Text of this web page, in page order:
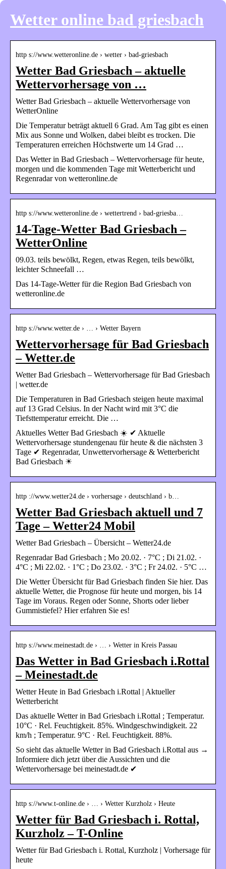
Wetter online bad griesbach
http s://www.wetteronline.de › wetter › bad-griesbach
Wetter Bad Griesbach – aktuelle
Wettervorhersage von …
Wetter Bad Griesbach – aktuelle Wettervorhersage von
WetterOnline
Die Temperatur beträgt aktuell 6 Grad. Am Tag gibt es einen
Mix aus Sonne und Wolken, dabei bleibt es trocken. Die
Temperaturen erreichen Höchstwerte um 14 Grad …
Das Wetter in Bad Griesbach – Wettervorhersage für heute,
morgen und die kommenden Tage mit Wetterbericht und
Regenradar von wetteronline.de
http s://www.wetteronline.de › wettertrend › bad-griesba…
14-Tage-Wetter Bad Griesbach –
WetterOnline
09.03. teils bewölkt, Regen, etwas Regen, teils bewölkt,
leichter Schneefall …
Das 14-Tage-Wetter für die Region Bad Griesbach von
wetteronline.de
http s://www.wetter.de › … › Wetter Bayern
Wettervorhersage für Bad Griesbach
– Wetter.de
Wetter Bad Griesbach – Wettervorhersage für Bad Griesbach
| wetter.de
Die Temperaturen in Bad Griesbach steigen heute maximal
auf 13 Grad Celsius. In der Nacht wird mit 3°C die
Tiefsttemperatur erreicht. Die …
Aktuelles Wetter Bad Griesbach ☀️ ✔ Aktuelle
Wettervorhersage stundengenau für heute & die nächsten 3
Tage ✔ Regenradar, Unwettervorhersage & Wetterbericht
Bad Griesbach ☀
http ://www.wetter24.de › vorhersage › deutschland › b…
Wetter Bad Griesbach aktuell und 7
Tage – Wetter24 Mobil
Wetter Bad Griesbach – Übersicht – Wetter24.de
Regenradar Bad Griesbach ; Mo 20.02. · 7°C ; Di 21.02. ·
4°C ; Mi 22.02. · 1°C ; Do 23.02. · 3°C ; Fr 24.02. · 5°C …
Die Wetter Übersicht für Bad Griesbach finden Sie hier. Das
aktuelle Wetter, die Prognose für heute und morgen, bis 14
Tage im Voraus. Regen oder Sonne, Shorts oder lieber
Gummistiefel? Hier erfahren Sie es!
http s://www.meinestadt.de › … › Wetter in Kreis Passau
Das Wetter in Bad Griesbach i.Rottal
– Meinestadt.de
Wetter Heute in Bad Griesbach i.Rottal | Aktueller
Wetterbericht
Das aktuelle Wetter in Bad Griesbach i.Rottal ; Temperatur.
10°C · Rel. Feuchtigkeit. 85%. Windgeschwindigkeit. 22
km/h ; Temperatur. 9°C · Rel. Feuchtigkeit. 88%.
So sieht das aktuelle Wetter in Bad Griesbach i.Rottal aus →
Informiere dich jetzt über die Aussichten und die
Wettervorhersage bei meinestadt.de ✔
http s://www.t-online.de › … › Wetter Kurzholz › Heute
Wetter für Bad Griesbach i. Rottal,
Kurzholz – T-Online
Wetter für Bad Griesbach i. Rottal, Kurzholz | Vorhersage für
heute